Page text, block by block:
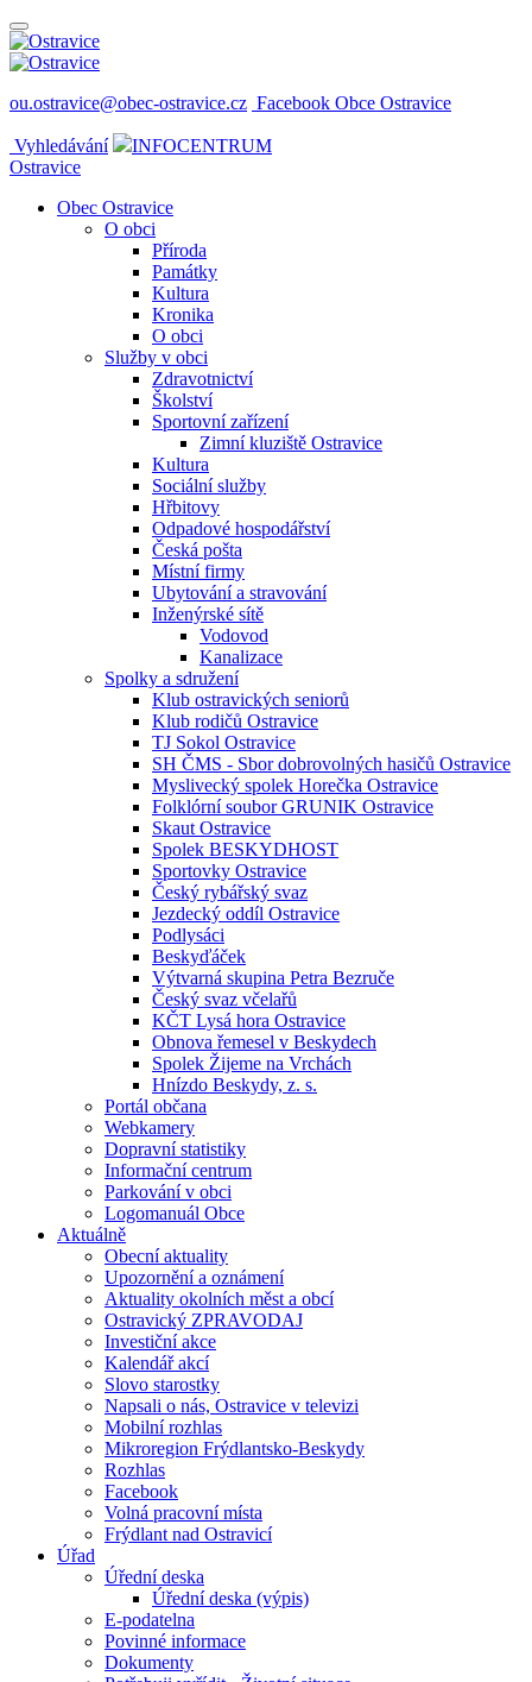
ou.ostravice@obec-ostravice.cz Facebook Obce Ostravice
Vyhledávání
INFOCENTRUM
Ostravice
Obec Ostravice
O obci
Příroda
Památky
Kultura
Kronika
O obci
Služby v obci
Zdravotnictví
Školství
Sportovní zařízení
Zimní kluziště Ostravice
Kultura
Sociální služby
Hřbitovy
Odpadové hospodářství
Česká pošta
Místní firmy
Ubytování a stravování
Inženýrské sítě
Vodovod
Kanalizace
Spolky a sdružení
Klub ostravických seniorů
Klub rodičů Ostravice
TJ Sokol Ostravice
SH ČMS - Sbor dobrovolných hasičů Ostravice
Myslivecký spolek Horečka Ostravice
Folklórní soubor GRUNIK Ostravice
Skaut Ostravice
Spolek BESKYDHOST
Sportovky Ostravice
Český rybářský svaz
Jezdecký oddíl Ostravice
Podlysáci
Beskyďáček
Výtvarná skupina Petra Bezruče
Český svaz včelařů
KČT Lysá hora Ostravice
Obnova řemesel v Beskydech
Spolek Žijeme na Vrchách
Hnízdo Beskydy, z. s.
Portál občana
Webkamery
Dopravní statistiky
Informační centrum
Parkování v obci
Logomanuál Obce
Aktuálně
Obecní aktuality
Upozornění a oznámení
Aktuality okolních měst a obcí
Ostravický ZPRAVODAJ
Investiční akce
Kalendář akcí
Slovo starostky
Napsali o nás, Ostravice v televizi
Mobilní rozhlas
Mikroregion Frýdlantsko-Beskydy
Rozhlas
Facebook
Volná pracovní místa
Frýdlant nad Ostravicí
Úřad
Úřední deska
Úřední deska (výpis)
E-podatelna
Povinné informace
Dokumenty